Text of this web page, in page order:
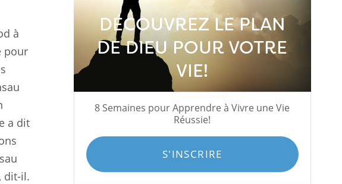
à
pour
a dit
dit-il.
DÉCOUVREZ LE PLAN
DE DIEU POUR VOTRE
VIE!
8 Semaines pour Apprendre à Vivre une Vie
Réussie!
S'INSCRIRE